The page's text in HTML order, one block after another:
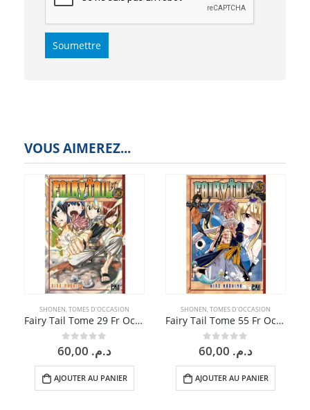
VOUS AIMEREZ...
SHONEN,TOMES D'OCCASION
Fairy Tail Tome 29 Fr Occasion
0sur 5د.م.
AJOUTER AU PANIER
SHONEN,TOMES D'OCCASION
Fairy Tail Tome 55 Fr Occasion
0sur 5د.م.
AJOUTER AU PANIER